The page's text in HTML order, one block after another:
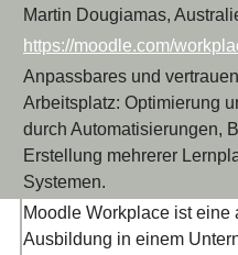
Martin Dougiamas,
https://moodle.com/
Anpassbares und
Arbeitsplatz: Optimierung
durch Automatisierungen,
Erstellung mehrerer
Systemen.
Moodle Workplace ist
Ausbildung in einem